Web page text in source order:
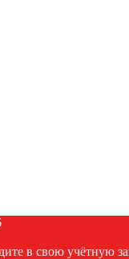
в свою учётную